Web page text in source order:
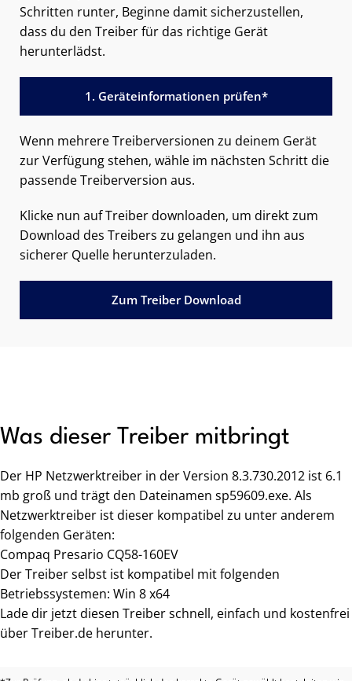
Schritten runter, Beginne damit sicherzustellen,
dass du den Treiber für das richtige Gerät
herunterlädst.
1. Geräteinformationen prüfen*
Wenn mehrere Treiberversionen zu deinem Gerät
zur Verfügung stehen, wähle im nächsten Schritt die
passende Treiberversion aus.
Klicke nun auf Treiber downloaden, um direkt zum
Download des Treibers zu gelangen und ihn aus
sicherer Quelle herunterzuladen.
Zum Treiber Download
Was dieser Treiber mitbringt
Der HP Netzwerktreiber in der Version 8.3.730.2012 ist 6.1
mb groß und trägt den Dateinamen sp59609.exe. Als
Netzwerktreiber ist dieser kompatibel zu unter anderem
folgenden Geräten:
Compaq Presario CQ58-160EV
Der Treiber selbst ist kompatibel mit folgenden
Betriebssystemen: Win 8 x64
Lade dir jetzt diesen Treiber schnell, einfach und kostenfrei
über Treiber.de herunter.